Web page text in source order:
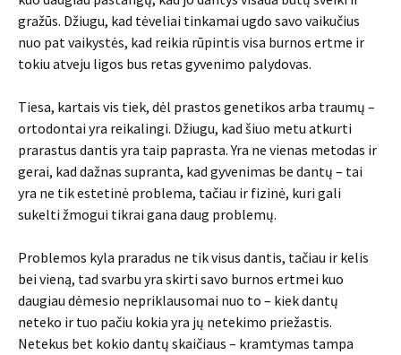
gražūs. Džiugu, kad tėveliai tinkamai ugdo savo vaikučius
nuo pat vaikystės, kad reikia rūpintis visa burnos ertme ir
tokiu atveju ligos bus retas gyvenimo palydovas.
Tiesa, kartais vis tiek, dėl prastos genetikos arba traumų –
ortodontai yra reikalingi. Džiugu, kad šiuo metu atkurti
prarastus dantis yra taip paprasta. Yra ne vienas metodas ir
gerai, kad dažnas supranta, kad gyvenimas be dantų – tai
yra ne tik estetinė problema, tačiau ir fizinė, kuri gali
sukelti žmogui tikrai gana daug problemų.
Problemos kyla praradus ne tik visus dantis, tačiau ir kelis
bei vieną, tad svarbu yra skirti savo burnos ertmei kuo
daugiau dėmesio nepriklausomai nuo to – kiek dantų
neteko ir tuo pačiu kokia yra jų netekimo priežastis.
Netekus bet kokio dantų skaičiaus – kramtymas tampa